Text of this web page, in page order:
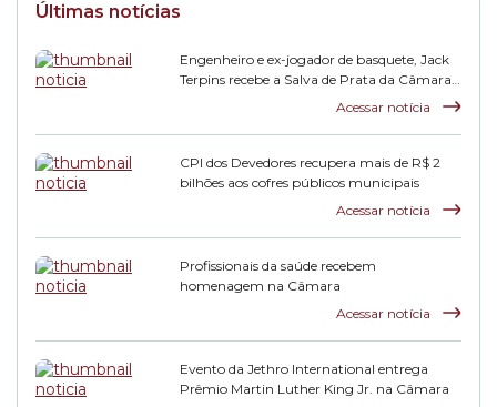
Últimas notícias
Engenheiro e ex-jogador de basquete, Jack
Terpins recebe a Salva de Prata da Câmara
Acessar notícia
CPI dos Devedores recupera mais de R$ 2
bilhões aos cofres públicos municipais
Acessar notícia
Profissionais da saúde recebem
homenagem na Câmara
Acessar notícia
Evento da Jethro International entrega
Prêmio Martin Luther King Jr. na Câmara